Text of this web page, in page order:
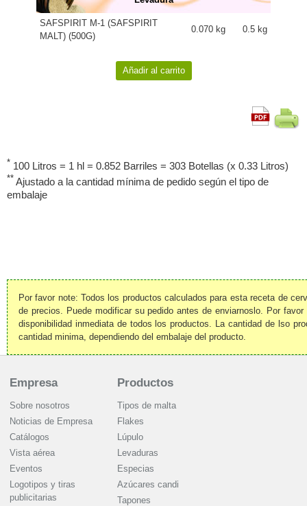
SAFSPIRIT M-1 (SAFSPIRIT
MALT) (500G)
0.070 kg 0.5 kg
* 100 Litros = 1 hl = 0.852 Barriles = 303 Botellas (x 0.33 Litros)
** Ajustado a la cantidad mínima de pedido según el tipo de
embalaje
Por favor note: Todos los productos calculados para esta receta de
de precios. Puede modificar su pedido antes de enviarnoslo. Por
disponibilidad inmediata de todos los productos. La cantidad de lso
cantidad minima, dependiendo del embalaje del producto.
Empresa
Sobre nosotros
Noticias de Empresa
Catálogos
Vista aérea
Eventos
Logotipos y tiras
publicitarias
Productos
Tipos de malta
Flakes
Lúpulo
Levaduras
Especias
Azúcares candi
Tapones